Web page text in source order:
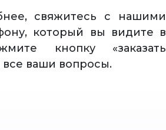
свяжитесь с нашими
который вы видите в
кнопку «заказать
все ваши вопросы.